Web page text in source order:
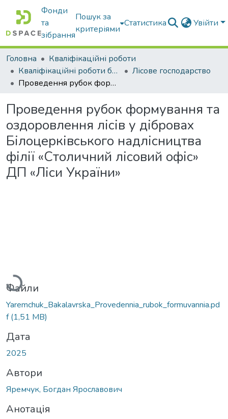
Фонди
та
зібрання
Пошук за
критеріями
Статистика Увійти
Головна
Кваліфікаційні роботи
Кваліфікаційні роботи бакалаврів
Лісове господарство
Проведення рубок формування та оздоровлення лісів у дібровах Білоцерківського надлісництва філії «Столичний лісовий офіс» ДП «Ліси України»
Проведення рубок формування та
оздоровлення лісів у дібровах
Білоцерківського надлісництва
філії «Столичний лісовий офіс»
ДП «Ліси України»
Вантажиться...
Файли
Yaremchuk_Bakalavrska_Provedennia_rubok_formuvannia.pd
f(1,51 MB)
Дата
2025
Автори
Яремчук, Богдан Ярославович
Анотація